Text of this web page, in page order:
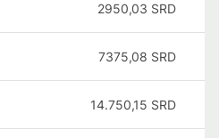
2950,03 SRD
7375,08 SRD
14.750,15 SRD